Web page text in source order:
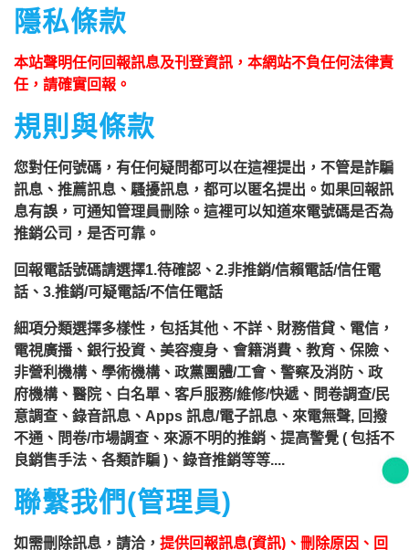
隱私條款
本站聲明任何回報訊息及刊登資訊，本網站不負任何法律責
任，請確實回報。
規則與條款
您對任何號碼，有任何疑問都可以在這裡提出，不管是詐騙
訊息、推薦訊息、騷擾訊息，都可以匿名提出。如果回報訊
息有誤，可通知管理員刪除。這裡可以知道來電號碼是否為
推銷公司，是否可靠。
回報電話號碼請選擇1.待確認、2.非推銷/信賴電話/信任電
話、3.推銷/可疑電話/不信任電話
細項分類選擇多樣性，包括其他、不詳、財務借貸、電信，
電視廣播、銀行投資、美容瘦身、會籍消費、教育、保險、
非營利機構、學術機構、政黨團體/工會、警察及消防、政
府機構、醫院、白名單、客戶服務/維修/快遞、問卷調查/民
意調查、錄音訊息、Apps 訊息/電子訊息、來電無聲, 回撥
不通、問卷/市場調查、來源不明的推銷、提高警覺 ( 包括不
良銷售手法、各類詐騙 )、錄音推銷等等....
聯繫我們(管理員)
如需刪除訊息，請洽， 提供回報訊息(資訊)、刪除原因、回